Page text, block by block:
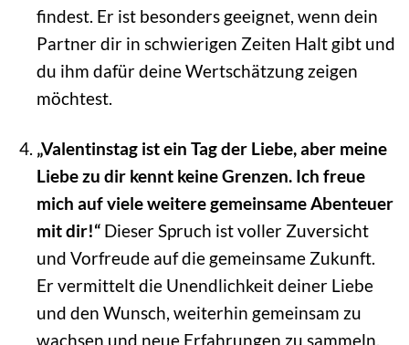
findest. Er ist besonders geeignet, wenn dein
Partner dir in schwierigen Zeiten Halt gibt und
du ihm dafür deine Wertschätzung zeigen
möchtest.
„Valentinstag ist ein Tag der Liebe, aber meine
Liebe zu dir kennt keine Grenzen. Ich freue
mich auf viele weitere gemeinsame Abenteuer
mit dir!“Dieser Spruch ist voller Zuversicht
und Vorfreude auf die gemeinsame Zukunft.
Er vermittelt die Unendlichkeit deiner Liebe
und den Wunsch, weiterhin gemeinsam zu
wachsen und neue Erfahrungen zu sammeln.